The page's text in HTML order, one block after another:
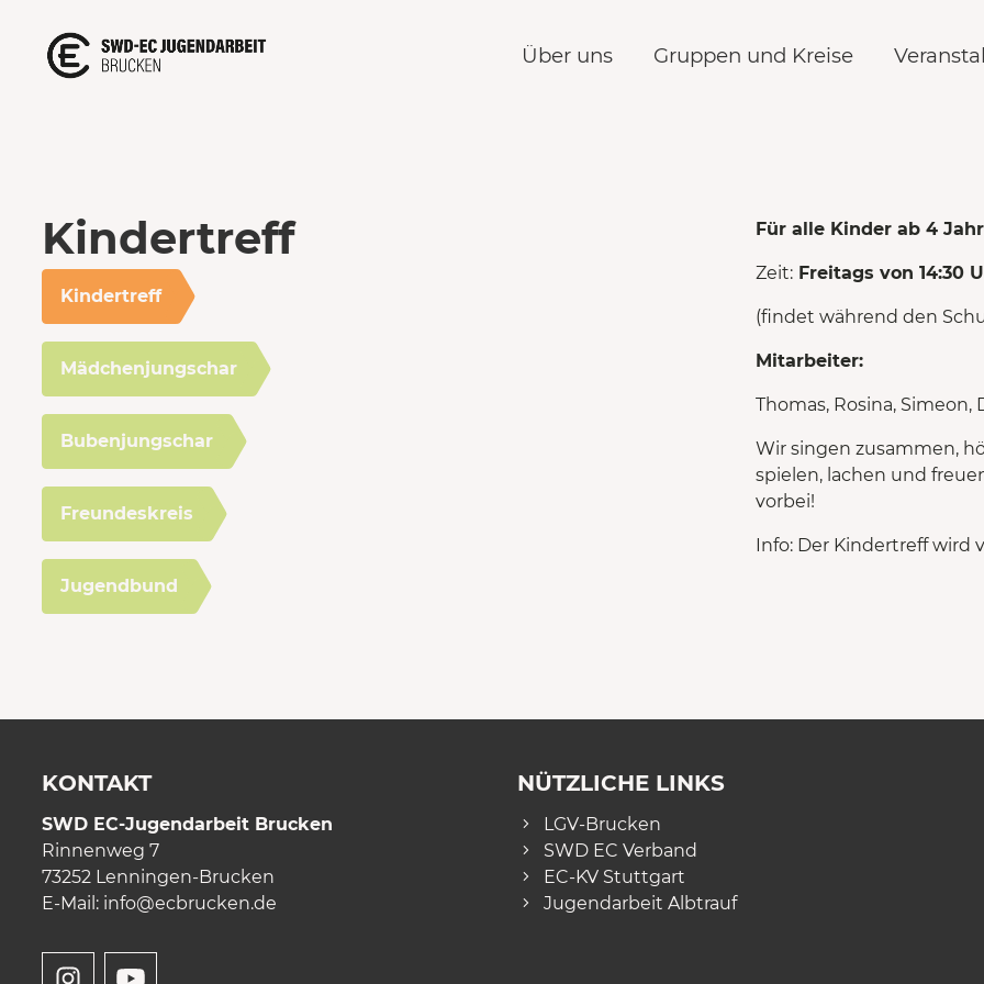
Über uns Gruppen und Kreise
Kindertreff
Kindertreff
Mädchenjungschar
Bubenjungschar
Freundeskreis
Jugendbund
Für alle Kinder ab 4
Zeit: Freitags von 14:30
(findet während den
Mitarbeiter:
Thomas, Rosina, Simeon,
Wir singen zusammen,
spielen, lachen und
vorbei!
Info: Der Kindertreff wird
KONTAKT
SWD EC-Jugendarbeit Brucken
Rinnenweg 7
73252 Lenningen-Brucken
E-Mail: info@ecbrucken.de
NÜTZLICHE LINKS
LGV-Brucken
SWD EC Verband
EC-KV Stuttgart
Jugendarbeit Albtrauf